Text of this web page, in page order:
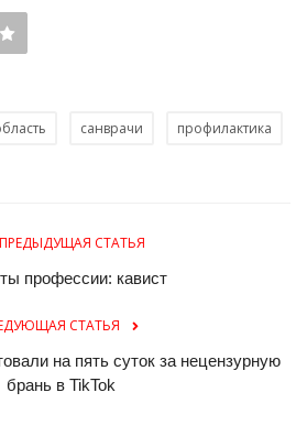
санврачи профилактика
ПРЕДЫДУЩАЯ СТАТЬЯ
профессии: кавист
СТАТЬЯ
на пять суток за нецензурную
брань в TikTok